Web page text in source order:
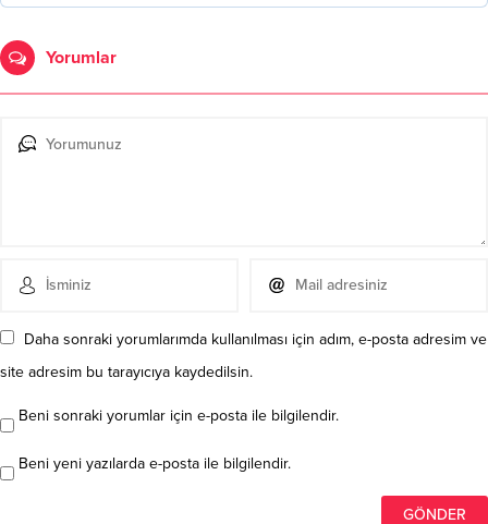
Yorumlar
Daha sonraki yorumlarımda kullanılması için adım, e-posta adresim ve
site adresim bu tarayıcıya kaydedilsin.
Beni sonraki yorumlar için e-posta ile bilgilendir.
Beni yeni yazılarda e-posta ile bilgilendir.